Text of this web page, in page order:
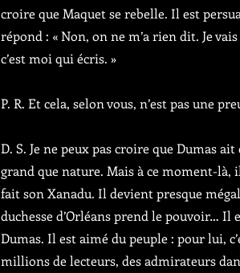
croire que Maquet se rebelle. Il est
répond : « Non, on ne m’a rien dit. Je
c’est moi qui écris. »
P. R. Et cela, selon vous, n’est pas une
D. S. Je ne peux pas croire que Dumas
grand que nature. Mais à ce moment-là,
fait son Xanadu. Il devient presque
duchesse d’Orléans prend le pouvoir… Il
Dumas. Il est aimé du peuple : pour lui,
millions de lecteurs, des admirateurs